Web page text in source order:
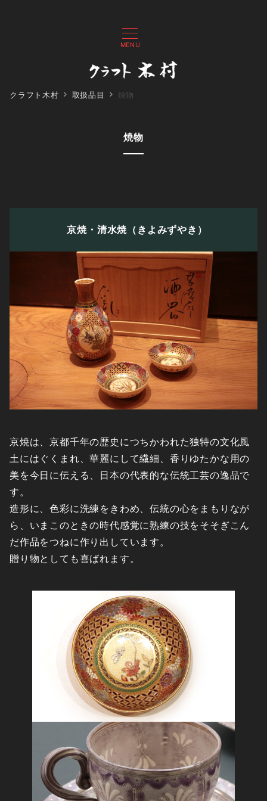
MENU
クラフト木村 取扱品目 焼物
焼物
京焼・清水焼 （きよみずやき）
京焼は、京都千年の歴史につちかわれた独特の文化風
土にはぐくまれ、華麗にして繊細、香りゆたかな用の
美を今日に伝える、日本の代表的な伝統工芸の逸品で
す。
造形に、色彩に洗練をきわめ、伝統の心をまもりなが
ら、いまこのときの時代感覚に熟練の技をそそぎこん
だ作品をつねに作り出しています。
贈り物としても喜ばれます。